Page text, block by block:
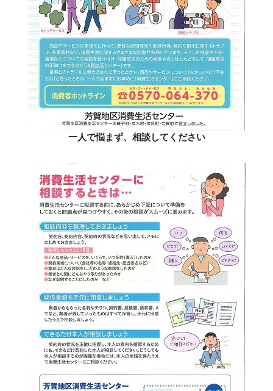
一人で悩まず、相談してください